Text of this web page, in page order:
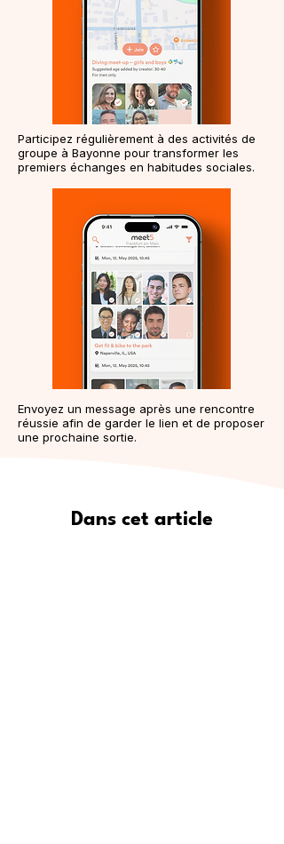
Participez régulièrement à des activités de
groupe à Bayonne pour transformer les
premiers échanges en habitudes sociales.
Envoyez un message après une rencontre
réussie afin de garder le lien et de proposer
une prochaine sortie.
Dans cet article